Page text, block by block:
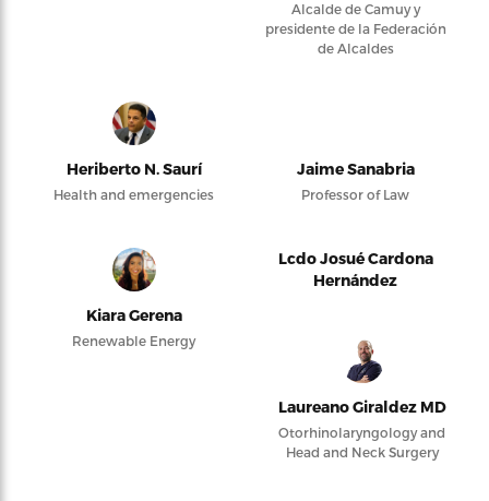
Alcalde de Camuy y
presidente de la Federación
de Alcaldes
Heriberto N. Saurí
Health and emergencies
Jaime Sanabria
Professor of Law
Kiara Gerena
Renewable Energy
Lcdo Josué Cardona
Hernández
Laureano Giraldez MD
Otorhinolaryngology and
Head and Neck Surgery